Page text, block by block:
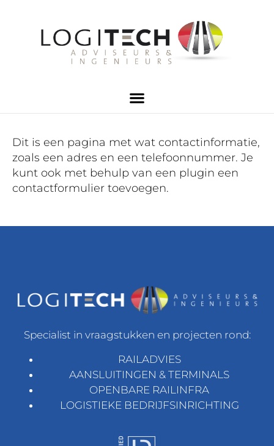
Dit is een pagina met wat contactinformatie,
zoals een adres en een telefoonnummer. Je
kunt ook met behulp van een plugin een
contactformulier toevoegen.
Specialist in vraagstukken en projecten rond:
RAILADVIES
AANSLUITINGEN & TERMINALS
OPENBARE RAILINFRA
LOGISTIEKE BEDRIJFSINRICHTING